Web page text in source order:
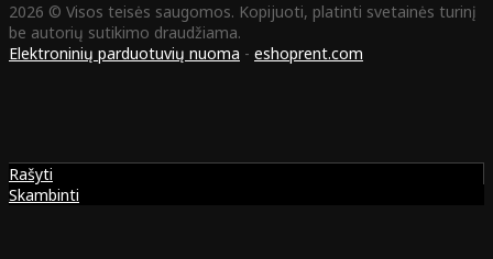
2026 © Visos teisės saugomos. Kopijuoti, platinti svetainės turinį
be autorių sutikimo draudžiama.
Elektroninių parduotuvių nuoma - eshoprent.com
Rašyti
Skambinti